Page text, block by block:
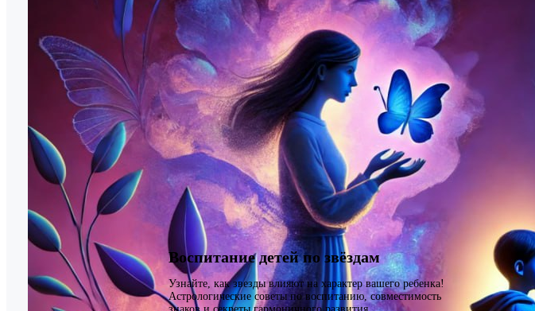
Воспитание детей по звёздам
Узнайте, как звезды влияют на характер вашего ребенка!
Астрологические советы по воспитанию, совместимость